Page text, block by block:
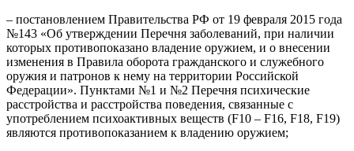
– постановлением Правительства РФ от 19 февраля 2015 года
№143 «Об утверждении Перечня заболеваний, при наличии
которых противопоказано владение оружием, и о внесении
изменения в Правила оборота гражданского и служебного
оружия и патронов к нему на территории Российской
Федерации». Пунктами №1 и №2 Перечня психические
расстройства и расстройства поведения, связанные с
употреблением психоактивных веществ (F10 – F16, F18, F19)
являются противопоказанием к владению оружием;